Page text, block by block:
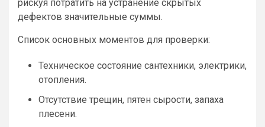
рискуя потратить на устранение скрытых
дефектов значительные суммы.
Список основных моментов для проверки:
Техническое состояние сантехники, электрики,
отопления.
Отсутствие трещин, пятен сырости, запаха
плесени.